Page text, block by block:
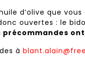
d’olive que
ouvertes : le
précommandes
à